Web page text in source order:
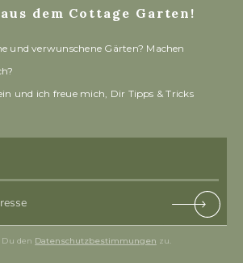
dem Cottage Garten!
und verwunschene Gärten? Machen
und ich freue mich, Dir Tipps & Tricks
Subscri
be
den Datenschutzbestimmungen zu.